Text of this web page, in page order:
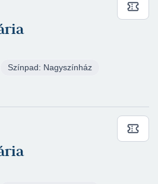
álmok (2021/2022)
Stúdiószínház
Békeffi István - Halász Imre:
(2020/2021) - Teca -
polgármester leánya -
Pataki András)
Rükverc (2020/2021) -
Színpad: Nagyszínház